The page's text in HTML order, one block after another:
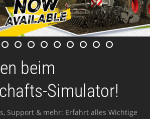
beim
Simulator!
Support & mehr: Erfahrt alles Wichtige